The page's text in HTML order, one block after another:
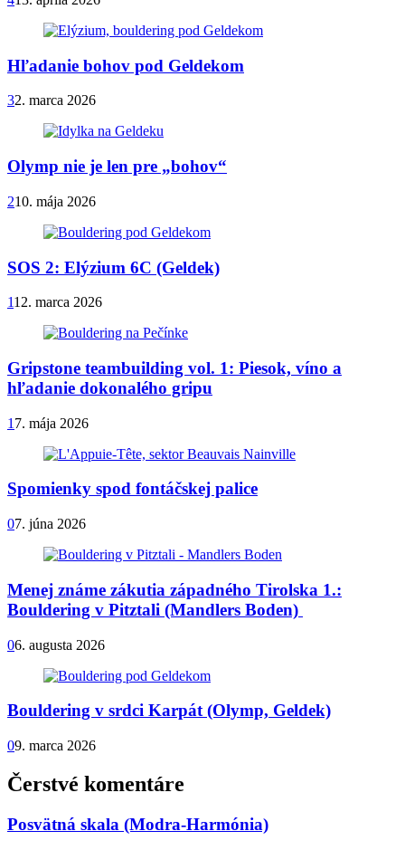
Hľadanie bohov pod Geldekom
32. marca 2026
Olymp nie je len pre „bohov“
210. mája 2026
SOS 2: Elýzium 6C (Geldek)
112. marca 2026
Gripstone teambuilding vol. 1: Piesok, víno a
hľadanie dokonalého gripu
1 7. mája 2026
Spomienky spod fontáčskej palice
07. júna 2026
Menej známe zákutia západného Tirolska 1.:
Bouldering v Pitztali (Mandlers Boden)
06. augusta 2026
Bouldering v srdci Karpát (Olymp, Geldek)
09. marca 2026
Čerstvé komentáre
Posvätná skala (Modra-Harmónia)